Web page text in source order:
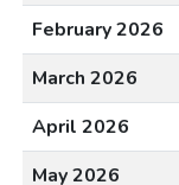
February 2026
March 2026
April 2026
May 2026